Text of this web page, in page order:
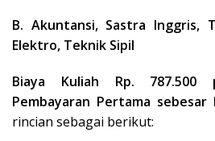
B. Akuntansi, Sastra Inggris,
Elektro, Teknik Sipil
Biaya Kuliah Rp. 787.500
Pembayaran Pertama sebesar
rincian sebagai berikut: